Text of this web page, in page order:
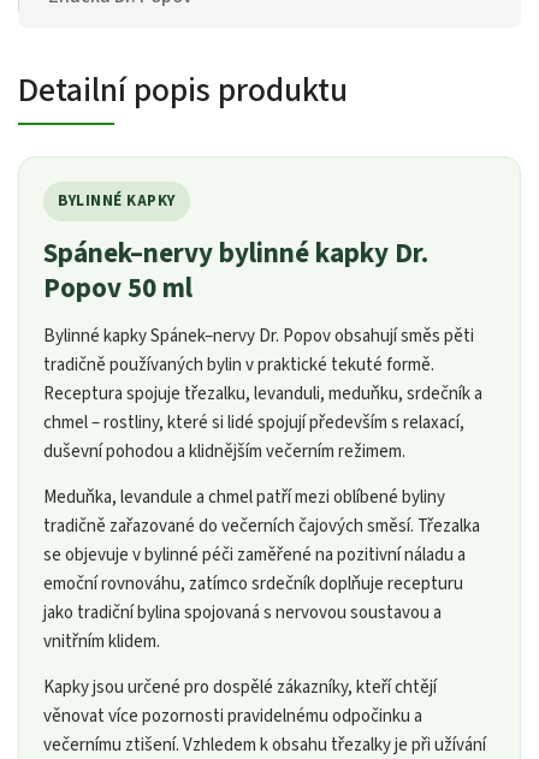
Detailní popis produktu
BYLINNÉ KAPKY
Spánek–nervy bylinné kapky Dr.
Popov 50 ml
Bylinné kapky Spánek–nervy Dr. Popov obsahují směs pěti
tradičně používaných bylin v praktické tekuté formě.
Receptura spojuje třezalku, levanduli, meduňku, srdečník a
chmel – rostliny, které si lidé spojují především s relaxací,
duševní pohodou a klidnějším večerním režimem.
Meduňka, levandule a chmel patří mezi oblíbené byliny
tradičně zařazované do večerních čajových směsí. Třezalka
se objevuje v bylinné péči zaměřené na pozitivní náladu a
emoční rovnováhu, zatímco srdečník doplňuje recepturu
jako tradiční bylina spojovaná s nervovou soustavou a
vnitřním klidem.
Kapky jsou určené pro dospělé zákazníky, kteří chtějí
věnovat více pozornosti pravidelnému odpočinku a
večernímu ztišení. Vzhledem k obsahu třezalky je při užívání